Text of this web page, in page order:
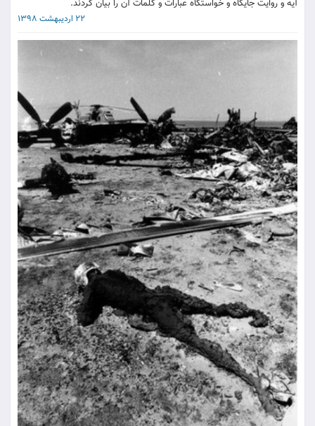
آیه و روایت جایگاه و خواستگاه عبارات و کلمات آن را بیان کردند.
22 اردیبهشت 1398